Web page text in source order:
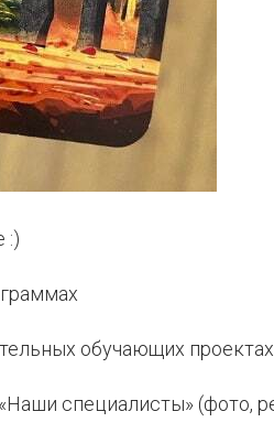
:)
обучающих проектах
специалисты» (фото,